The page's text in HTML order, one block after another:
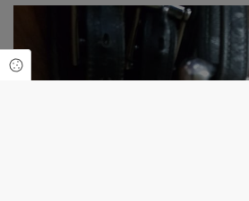
Cookie Einstellungen